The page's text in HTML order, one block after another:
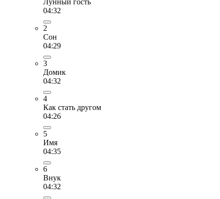
04:32
2
Сон
04:29
3
Домик
04:32
4
Как стать другом
04:26
5
Имя
04:35
6
Внук
04:32